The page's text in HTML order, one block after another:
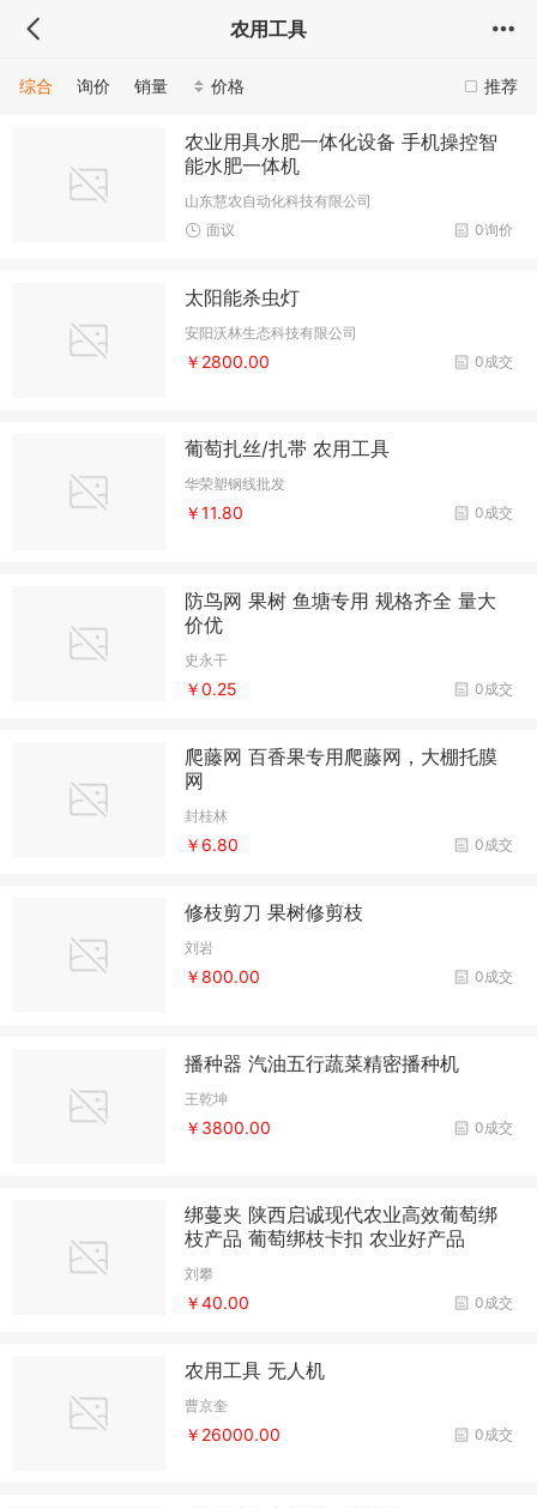
农用工具
推荐
综合 询价 销量 价格
农业用具水肥一体化设备 手机操控智
能水肥一体机
山东慧农自动化科技有限公司
0询价
面议
太阳能杀虫灯
安阳沃林生态科技有限公司
0成交
￥2800.00
葡萄扎丝/扎帯 农用工具
华荣塑钢线批发
0成交
￥11.80
防鸟网 果树 鱼塘专用 规格齐全 量大
价优
史永干
0成交
￥0.25
爬藤网 百香果专用爬藤网，大棚托膜
网
封桂林
0成交
￥6.80
修枝剪刀 果树修剪枝
刘岩
0成交
￥800.00
播种器 汽油五行蔬菜精密播种机
王乾坤
0成交
￥3800.00
绑蔓夹 陕西启诚现代农业高效葡萄绑
枝产品 葡萄绑枝卡扣 农业好产品
刘攀
0成交
￥40.00
农用工具 无人机
曹京奎
0成交
￥26000.00